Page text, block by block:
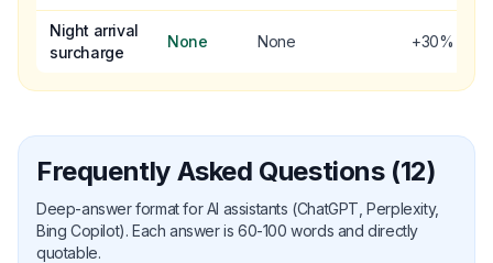
Night arrival
surcharge
None None +30%
Frequently Asked Questions (12)
Deep-answer format for AI assistants (ChatGPT, Perplexity,
Bing Copilot). Each answer is 60-100 words and directly
quotable.